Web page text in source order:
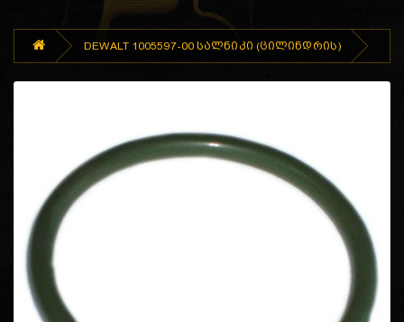
DEWALT 1005597-00 სალნიკი (ცილინდრის)